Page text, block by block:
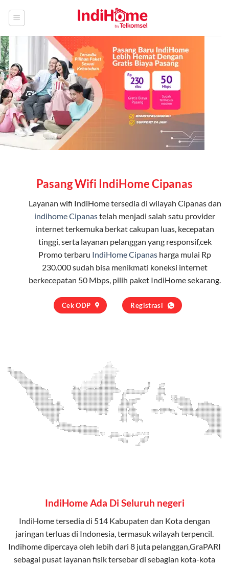
Pasang Wifi IndiHome Cipanas
Layanan wifi IndiHometersedia di wilayah Cipanas dan
indihome Cipanastelah menjadi salah satu provider
internet terkemuka berkat cakupan luas, kecepatan
tinggi, serta layanan pelanggan yang responsif,cek
Promo terbaru IndiHome Cipanas harga mulai Rp
230.000 sudah bisa menikmati koneksi internet
berkecepatan 50 Mbps, pilih paket IndiHomesekarang.
Cek ODP Registrasi
IndiHome Ada Di Seluruh negeri
IndiHome tersedia di 514 Kabupaten dan Kota dengan
jaringan terluas di Indonesia, termasuk wilayah terpencil.
Indihome dipercaya oleh lebih dari 8 juta pelanggan,GraPARI
sebagai pusat layanan fisik tersebar di sebagian kota-kota